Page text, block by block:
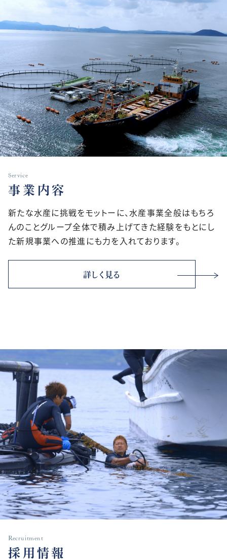
Service
事業内容
新たな水産に挑戦をモットーに、水産事業全般はもちろ
んのことグループ全体で積み上げてきた経験をもとにし
た新規事業への推進にも力を入れております。
詳しく見る
Recruitment
採用情報